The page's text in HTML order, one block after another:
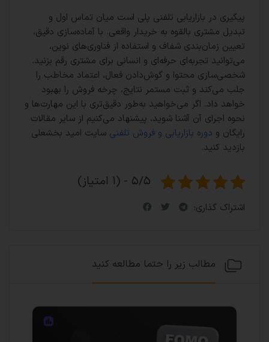
پیگیری در بازاریابی تلفنی پلی است میان تماس اول و
تبدیل مشتری بالقوه به خریدار واقعی. با آماده‌سازی دقیق،
تعیین زمان‌بندی شفاف و استفاده از فناوری‌های نوین،
می‌توانید تجربه‌ای حرفه‌ای و انسانی برای مشتری رقم بزنید.
شخصی‌سازی محتوا و گوش‌دادن فعال، اعتماد مخاطب را
جلب می‌کند و ثبت مستمر نتایج، چرخه فروش را بهبود
خواهد داد. اگر می‌خواهید به‌طور دقیق‌تری با این مهارت‌ها و
نحوه اجرای آن آشنا شوید، پیشنهاد می‌کنیم از سایر مقالات
رایگان و دوره بازاریابی و فروش تلفنی سایت امید بخشعلی
بازدید کنید.
۵/۵ - (۱ امتیاز)
اشتراک گذاری:
مطالب زیر را حتما مطالعه کنید